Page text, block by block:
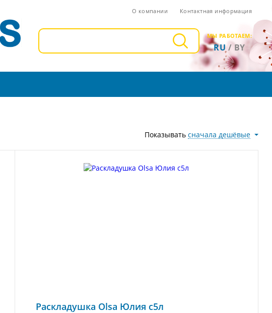
О компании Контактная информация
МЫ РАБОТАЕМ:
RU/ BY
Показывать сначала дешёвые
Раскладушка Olsa Юлия с5л